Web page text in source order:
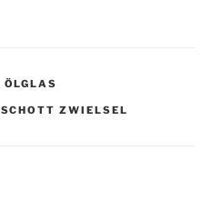
ÖLGLAS
SCHOTT ZWIELSEL